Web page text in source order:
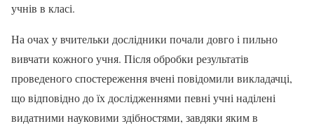
учнів в класі.
На очах у вчительки дослідники почали довго і пильно
вивчати кожного учня. Після обробки результатів
проведеного спостереження вчені повідомили викладачці,
що відповідно до їх дослідженнями певні учні наділені
видатними науковими здібностями, завдяки яким в